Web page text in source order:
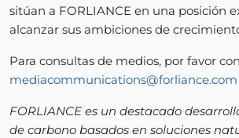
sitúan a FORLIANCE en una posición
alcanzar sus ambiciones de
Para consultas de medios, por favor
mediacommunications@forliance.com
FORLIANCE es un destacado
de carbono basados en soluciones